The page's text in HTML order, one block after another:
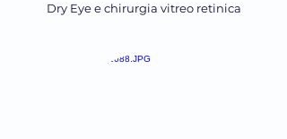
Dry Eye e chirurgia vitreo retinica